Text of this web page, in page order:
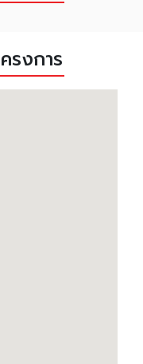
รงการ